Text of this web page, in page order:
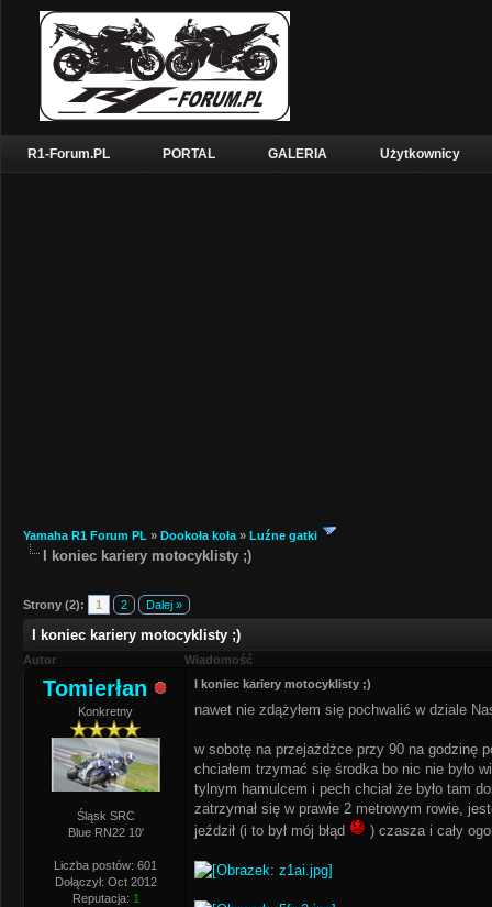
R1-Forum.PL PORTAL GALERIA Użytkownicy
Yamaha R1 Forum PL » Dookoła koła » Luźne gatki
I koniec kariery motocyklisty ;)
Strony (2): 1 2 Dalej »
I koniec kariery motocyklisty ;)
Autor Wiadomość
Tomierłan
Konkretny
Śląsk SRC
Blue RN22 10'
Liczba postów: 601
Dołączył: Oct 2012
Reputacja: 1
I koniec kariery motocyklisty ;)
nawet nie zdążyłem się pochwalić w dziale
w sobotę na przejażdżce przy 90 na godzinę
chciałem trzymać się środka bo nic nie było
tylnym hamulcem i pech chciał że było tam
zatrzymał się w prawie 2 metrowym rowie,
jeździł (i to był mój błąd
) czasza i cały